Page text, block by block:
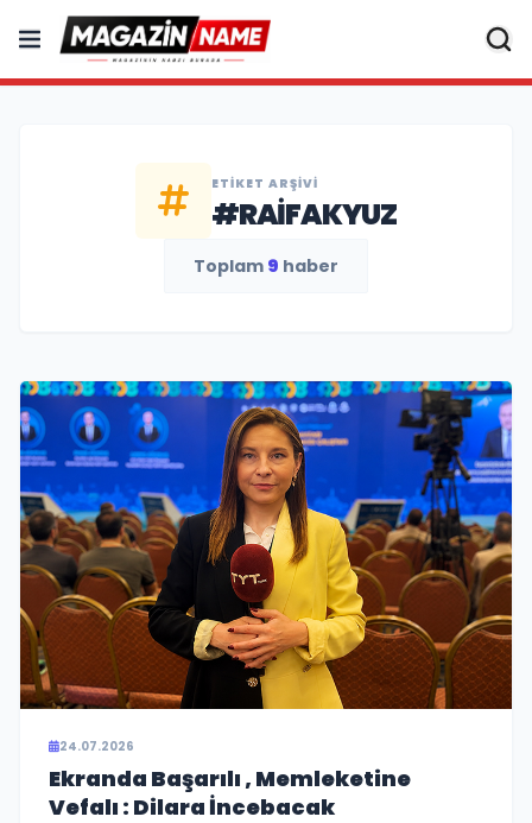
ETIKET ARŞIVI
#RAIFAKYUZ
Toplam 9 haber
24.07.2026
Ekranda Başarılı , Memleketine
Vefalı : Dilara İncebacak